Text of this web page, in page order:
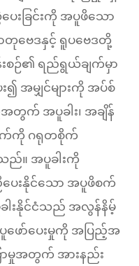
ပေးခြင်းကို အပူဖိသော
တုဗေဒနှင့် ရူပဗေဒတို့
းစဉ်၏ ရည်ရွယ်ချက်မှာ
၍ အမျှင်များကို အပ်စ်
က် အပူခါး၊ အချိန်
က်ကို ဂရုတစိုက်
ည်။ အပူခါးကို
ေးနိုင်သော အပူဖိစက်
ခါးနိုင်ငံသည် အလွန်နိမ့်
ဖော်ပေးမှုကို အပြည့်အ
ာမှုအတွက် အားနည်း